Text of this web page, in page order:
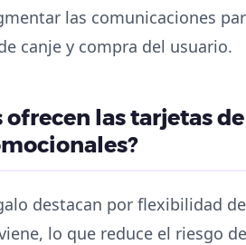
las comunicaciones
canje y compra del usuario.
ofrecen las tarjetas
destacan por flexibilidad
lo que reduce el riesgo